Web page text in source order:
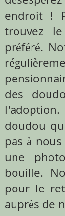
endroit !
trouvez
préféré.
des
doudou
pas à
une
bouille.
pour le
auprès de